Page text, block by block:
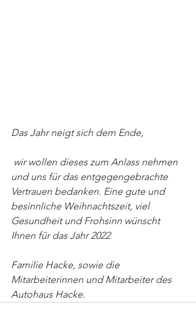
Das Jahr neigt sich dem Ende,
und uns für das entgegengebrachte
Vertrauen bedanken. Eine gute und
besinnliche Weihnachtszeit, viel
Gesundheit und Frohsinn wünscht
Ihnen für das Jahr 2022
Familie Hacke, sowie die
Mitarbeiterinnen und Mitarbeiter des
Autohaus Hacke.